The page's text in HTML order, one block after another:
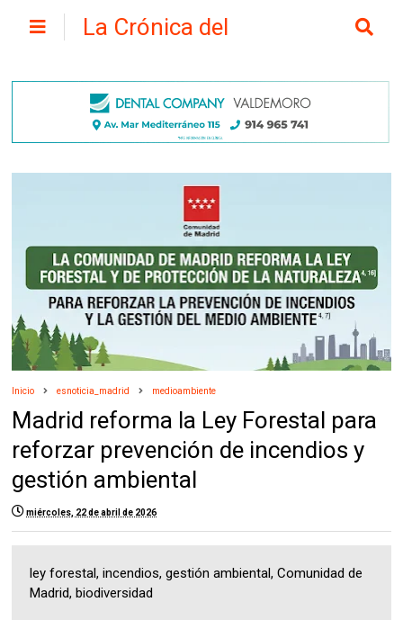
La Crónica del
Inicio esnoticia_madrid medioambiente
Madrid reforma la Ley Forestal para
reforzar prevención de incendios y
gestión ambiental
miércoles, 22 de abril de 2026
ley forestal, incendios, gestión ambiental, Comunidad de
Madrid, biodiversidad